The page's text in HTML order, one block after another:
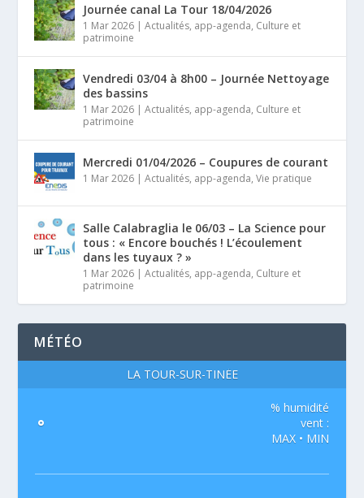
Journée canal La Tour 18/04/2026
1 Mar 2026 |Actualités, app-agenda, Culture et
patrimoine
Vendredi 03/04 à 8h00 – Journée Nettoyage
des bassins
1 Mar 2026 |Actualités, app-agenda, Culture et
patrimoine
Mercredi 01/04/2026 – Coupures de courant
1 Mar 2026 |Actualités, app-agenda,Vie pratique
Salle Calabraglia le 06/03 – La Science pour
tous : « Encore bouchés ! L’écoulement
dans les tuyaux ? »
1 Mar 2026 |Actualités, app-agenda, Culture et
patrimoine
MÉTÉO
LA TOUR-SUR-TINÉE
°
% humidité
vent :
MAX • MIN